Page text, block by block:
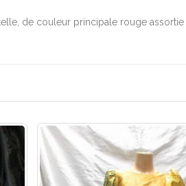
de couleur principale rouge